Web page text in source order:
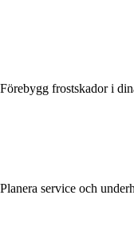
Förebygg frostskador i
Planera service och